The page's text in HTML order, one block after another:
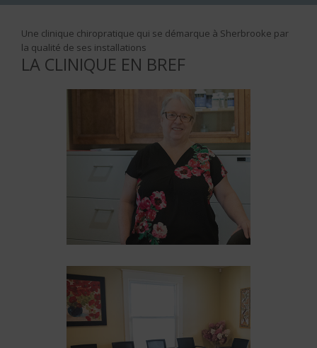
Une clinique chiropratique qui se démarque à Sherbrooke par
la qualité de ses installations
LA CLINIQUE EN BREF